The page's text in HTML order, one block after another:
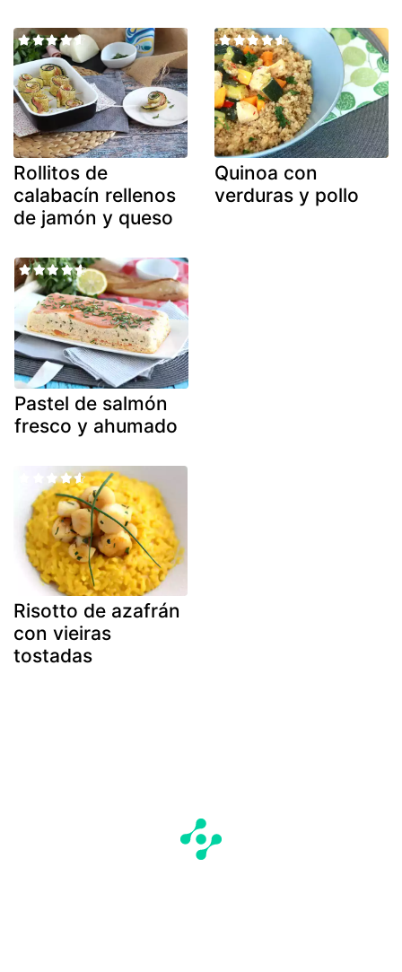
Rollitos de
calabacín rellenos
de jamón y queso
Quinoa con
verduras y pollo
Pastel de salmón
fresco y ahumado
Risotto de azafrán
con vieiras
tostadas